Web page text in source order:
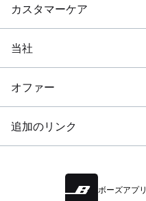
カスタマーケア
当社
オファー
追加のリンク
ボーズアプリ